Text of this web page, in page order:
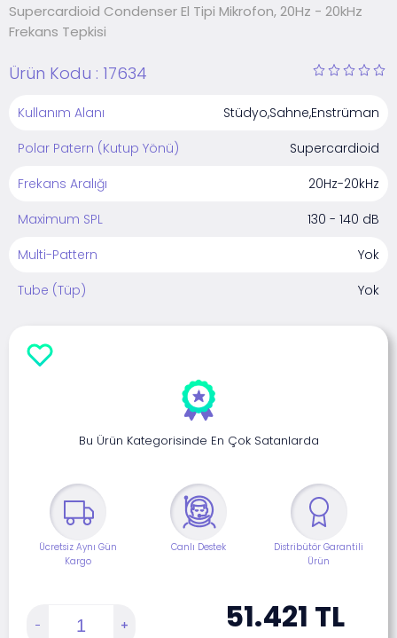
Supercardioid Condenser El Tipi Mikrofon, 20Hz - 20kHz
Frekans Tepkisi
Ürün Kodu : 17634
Kullanım Alanı
Stüdyo,Sahne,Enstrüman
Polar Patern (Kutup Yönü)
Supercardioid
Frekans Aralığı
20Hz-20kHz
Maximum SPL
130 - 140 dB
Multi-Pattern
Yok
Tube (Tüp)
Yok
Bu Ürün Kategorisinde En Çok Satanlarda
Ücretsiz Aynı Gün
Kargo
Canlı Destek
Distribütör Garantili
Ürün
51.421 TL